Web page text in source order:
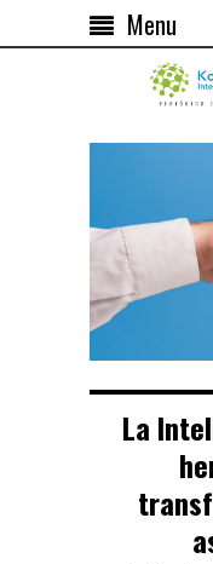
Menu
La